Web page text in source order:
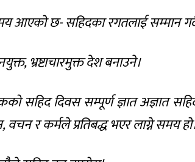
आएको छ- सहिदका रगतलाई सम्मान
भ्रष्टाचारमुक्त देश बनाउने।
सहिद दिवस सम्पूर्ण ज्ञात अज्ञात
वचन र कर्मले प्रतिबद्ध भएर लाग्ने समय